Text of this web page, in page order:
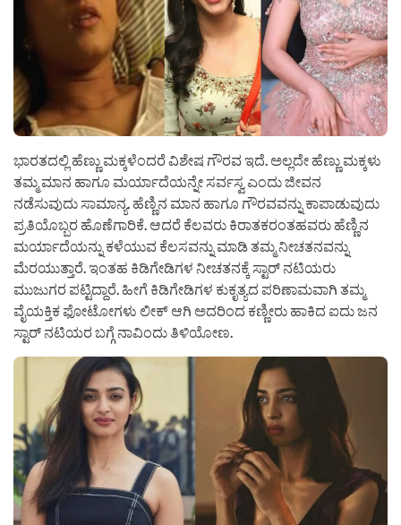
ಭಾರತದಲ್ಲಿ ಹೆಣ್ಣು ಮಕ್ಕಳೆಂದರೆ ವಿಶೇಷ ಗೌರವ ಇದೆ. ಅಲ್ಲದೇ ಹೆಣ್ಣು ಮಕ್ಕಳು
ತಮ್ಮ ಮಾನ ಹಾಗೂ ಮರ್ಯಾದೆಯನ್ನೇ ಸರ್ವಸ್ವ ಎಂದು ಜೀವನ
ನಡೆಸುವುದು ಸಾಮಾನ್ಯ. ಹೆಣ್ಣಿನ ಮಾನ ಹಾಗೂ ಗೌರವವನ್ನು ಕಾಪಾಡುವುದು
ಪ್ರತಿಯೊಬ್ಬರ ಹೊಣೆಗಾರಿಕೆ. ಆದರೆ ಕೆಲವರು ಕಿರಾತಕರಂತಹವರು ಹೆಣ್ಣಿನ
ಮರ್ಯಾದೆಯನ್ನು ಕಳೆಯುವ ಕೆಲಸವನ್ನು ಮಾಡಿ ತಮ್ಮ ನೀಚತನವನ್ನು
ಮೆರಯುತ್ತಾರೆ. ಇಂತಹ ಕಿಡಿಗೇಡಿಗಳ ನೀಚತನಕ್ಕೆ ಸ್ಟಾರ್ ನಟಿಯರು
ಮುಜುಗರ ಪಟ್ಟಿದ್ದಾರೆ. ‌ಹೀಗೆ ಕಿಡಿಗೇಡಿಗಳ ಕುಕೃತ್ಯದ ಪರಿಣಾಮವಾಗಿ ತಮ್ಮ
ವೈಯಕ್ತಿಕ ಫೋಟೋಗಳು ಲೀಕ್ ಆಗಿ ಅದರಿಂದ ಕಣ್ಣೀರು ಹಾಕಿದ ಐದು ಜನ
ಸ್ಟಾರ್ ನಟಿಯರ ಬಗ್ಗೆ ನಾವಿಂದು ತಿಳಿಯೋಣ.